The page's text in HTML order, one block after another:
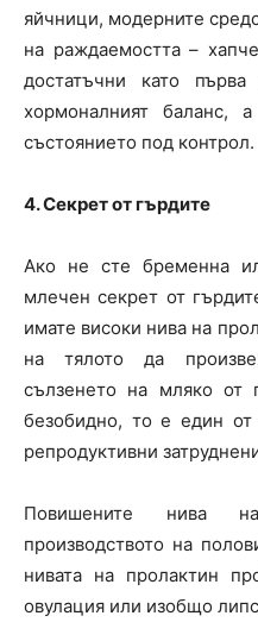
яйчници, модерните
на раждаемостта –
достатъчни като
хормоналният баланс,
състоянието под контрол.
4. Секрет от гърдите
Ако не сте бременна
млечен секрет от
имате високи нива на
на тялото да
сълзенето на мляко от
безобидно, то е един
репродуктивни
Повишените нива
производството на
нивата на пролактин
овулация или изобщо